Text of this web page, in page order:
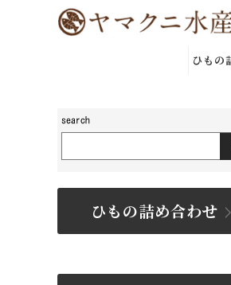
ひもの
ひもの詰め合わせ